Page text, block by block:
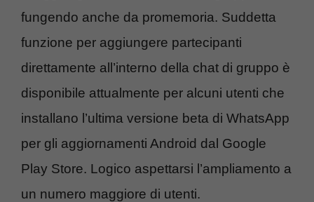
fungendo anche da promemoria. Suddetta
funzione per aggiungere partecipanti
direttamente all’interno della chat di gruppo è
disponibile attualmente per alcuni utenti che
installano l’ultima versione beta di WhatsApp
per gli aggiornamenti Android dal Google
Play Store. Logico aspettarsi l’ampliamento a
un numero maggiore di utenti.